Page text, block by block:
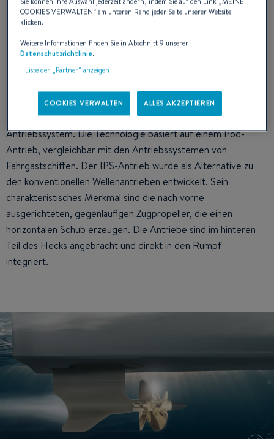
IPS MERKMALE
Im Jahr 2004 präsentierte Volvo erstmals das IPS-
Antriebssystem. Die Technologie basiert auf einem Pod-
Antrieb, vergleichbar mit den Antriebssystemen von
Fahrgastschiffen. Der IPS-Antrieb wurde als Alternative zu
den konventionellen Wellenantrieben entwickelt. Sein
charakteristisches Merkmal sind die nach vorne
ausgerichteten, gegenläufigen Zugpropeller, die einen
horizontalen Schub erzeugen. Die Antriebe sind im hinteren
Teil des Hecks angebracht und direkt in den Rumpf
integriert.
COOKIES VERWALTEN“ am unteren Rand jeder Seite unserer Website
klicken.
Weitere Informationen finden Sie in Abschnitt 9 unserer
Datenschutzrichtlinie.
Liste der „Partner“ anzeigen
COOKIES VERWALTEN ALLES AKZEPTIEREN